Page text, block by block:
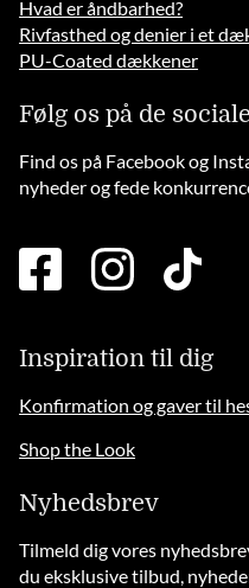
Hvad er åndbarhed?
Rivfasthed og denier i et
PU-Coated dækkener
Følg os på de
Find os på Facebook og
nyheder og fede
facebook
square
instagramtiktok
Inspiration til dig
Konfirmation og gaver til
Shop the Look
Nyhedsbrev
Tilmeld dig vores
du eksklusive tilbud,